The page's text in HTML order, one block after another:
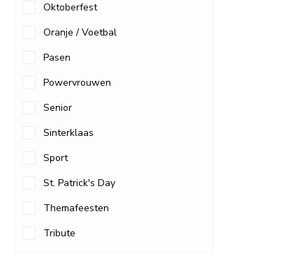
Oktoberfest
Oranje / Voetbal
Pasen
Powervrouwen
Senior
Sinterklaas
Sport
St. Patrick's Day
Themafeesten
Tribute